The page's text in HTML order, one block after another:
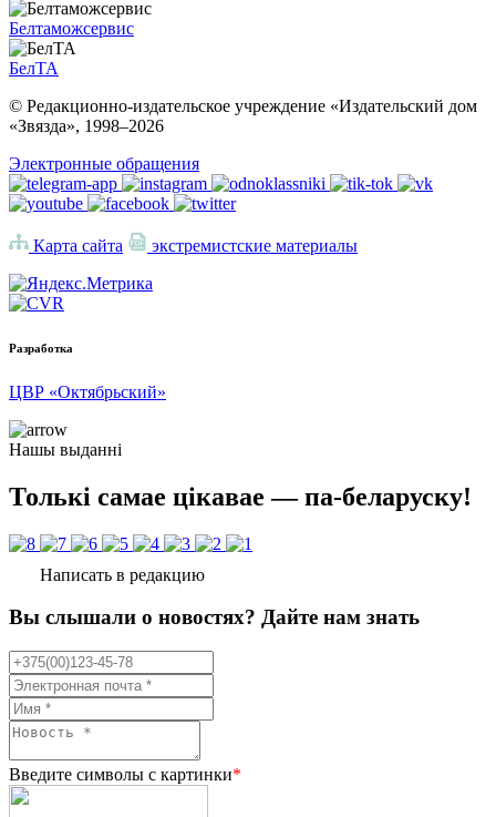
Белтаможсервис
БелТА
© Редакционно-издательское учреждение «Издательский дом
«Звязда», 1998–2026
Электронные обращения
Карта сайта экстремистские материалы
Разработка
ЦВР «Октябрьский»
Нашы выданні
Толькі самае цікавае — па-беларуску!
Написать в редакцию
Вы слышали о новостях? Дайте нам знать
Введите символы с картинки*